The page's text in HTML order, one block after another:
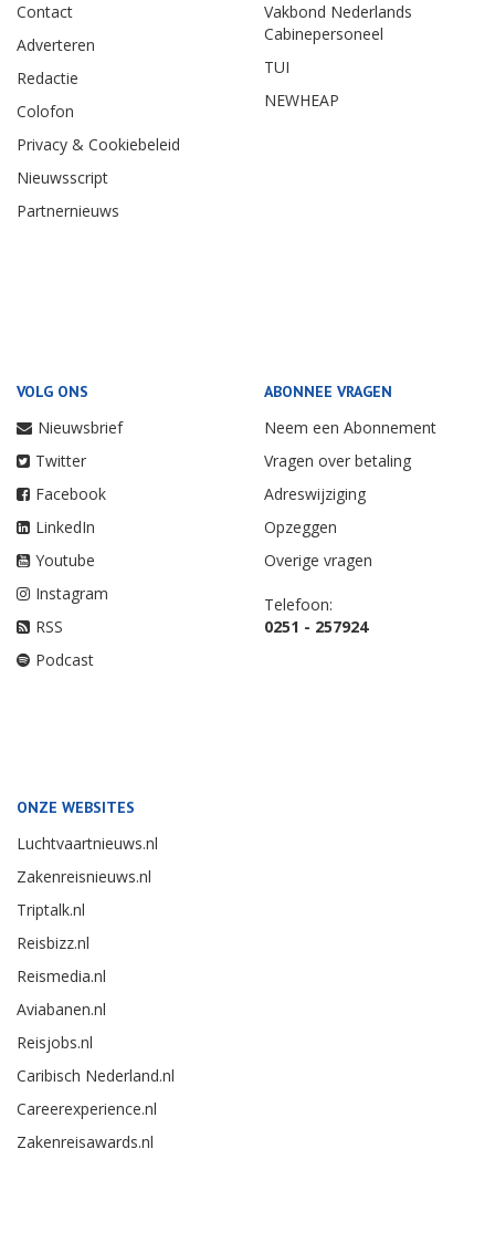
Contact
Adverteren
Redactie
Colofon
Privacy & Cookiebeleid
Nieuwsscript
Partnernieuws
Vakbond Nederlands
Cabinepersoneel
TUI
NEWHEAP
VOLG ONS
Nieuwsbrief
Twitter
Facebook
LinkedIn
Youtube
Instagram
RSS
Podcast
ABONNEE VRAGEN
Neem een Abonnement
Vragen over betaling
Adreswijziging
Opzeggen
Overige vragen
Telefoon:
0251 - 257924
ONZE WEBSITES
Luchtvaartnieuws.nl
Zakenreisnieuws.nl
Triptalk.nl
Reisbizz.nl
Reismedia.nl
Aviabanen.nl
Reisjobs.nl
Caribisch Nederland.nl
Careerexperience.nl
Zakenreisawards.nl